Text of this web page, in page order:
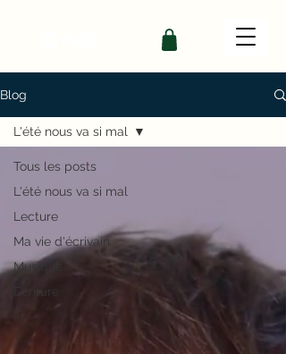
Blog
Tous les posts
L'été nous va si mal
Lecture
Ma vie d'écrivain
Musique
L'été nous va si mal